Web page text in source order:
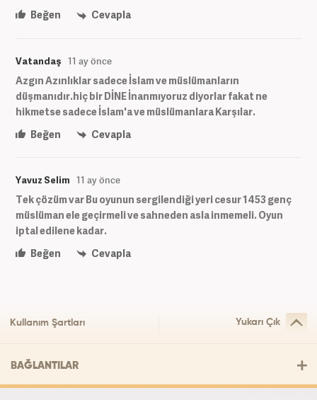
Beğen
Cevapla
Vatandaş 11 ay önce
Azgın Azınlıklar sadece İslam ve müslümanların
düşmanıdır.hiç bir DİNE İnanmıyoruz diyorlar fakat ne
hikmetse sadece İslam'a ve müslümanlara Karşılar.
Beğen
Cevapla
Yavuz Selim 11 ay önce
Tek çözüm var Bu oyunun sergilendiği yeri cesur 1453 genç
müslüman ele geçirmeli ve sahneden asla inmemeli. Oyun
iptal edilene kadar.
Beğen
Cevapla
Kullanım Şartları Yukarı Çık
BAĞLANTILAR